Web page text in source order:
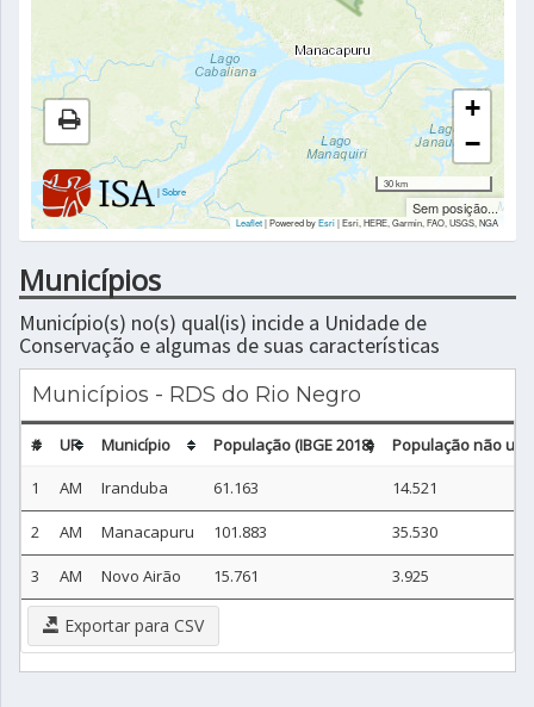
|Sobre
+
−
30 km
Sem posição...
Leaflet| Powered byEsri|Esri, HERE, Garmin, FAO, USGS, NGA
Municípios
Município(s) no(s) qual(is) incide a Unidade de
Conservação e algumas de suas características
Municípios - RDS do Rio Negro
# UF Município População (IBGE 2018)
População não
1
AM Iranduba 61.163 14.521
2 AM Manacapuru 101.883 35.530
3 AM Novo Airão 15.761 3.925
Exportar para CSV